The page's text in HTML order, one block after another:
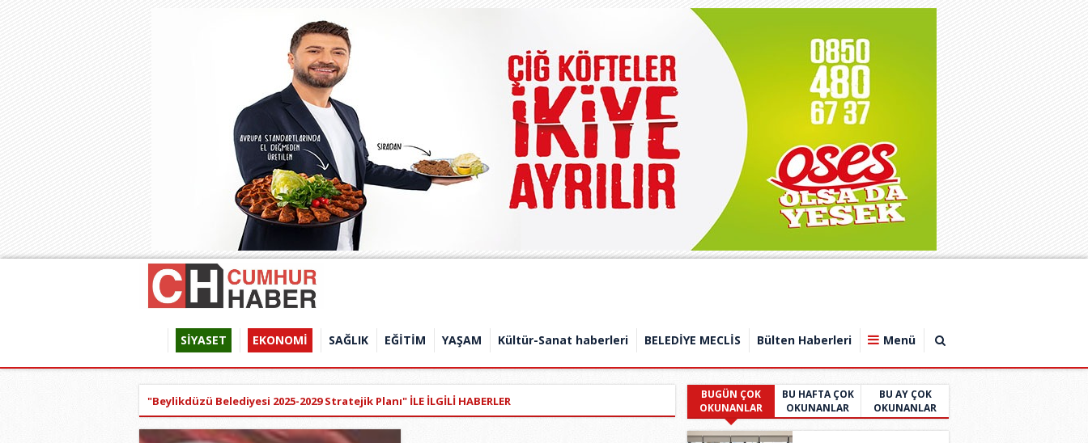
SİYASET EKONOMİ SAĞLIK EĞİTİM YAŞAM Kültür-Sanat haberleri BELEDİYE MECLİS Bülten Haberleri Menü
"Beylikdüzü Belediyesi 2025-2029 Stratejik Planı" İLE İLGİLİ HABERLER
BUGÜN ÇOK
OKUNANLAR
BU HAFTA ÇOK
OKUNANLAR
BU AY ÇOK
OKUNANLAR